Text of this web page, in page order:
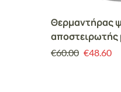
Θερμαντήρας
αποστειρωτής
€60.00 €48.60